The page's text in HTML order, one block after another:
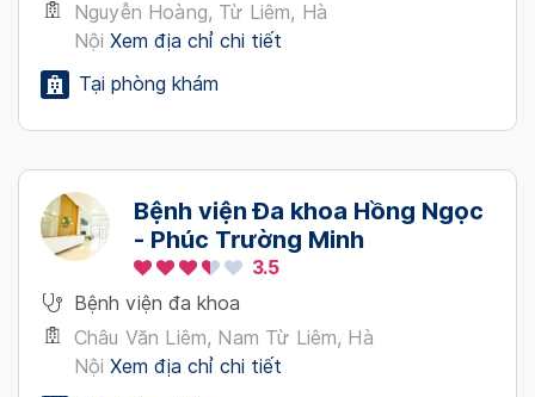
Nguyễn Hoàng, Từ Liêm, Hà
Nội Xem địa chỉ chi tiết
Tại phòng khám
Bệnh viện Đa khoa Hồng Ngọc
- Phúc Trường Minh
3.5
Bệnh viện đa khoa
Châu Văn Liêm, Nam Từ Liêm, Hà
Nội Xem địa chỉ chi tiết